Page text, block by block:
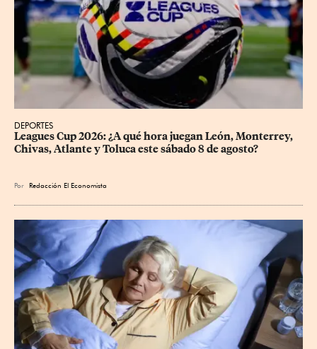
DEPORTES
Leagues Cup 2026: ¿A qué hora juegan León, Monterrey,
Chivas, Atlante y Toluca este sábado 8 de agosto?
Por Redacción El Economista